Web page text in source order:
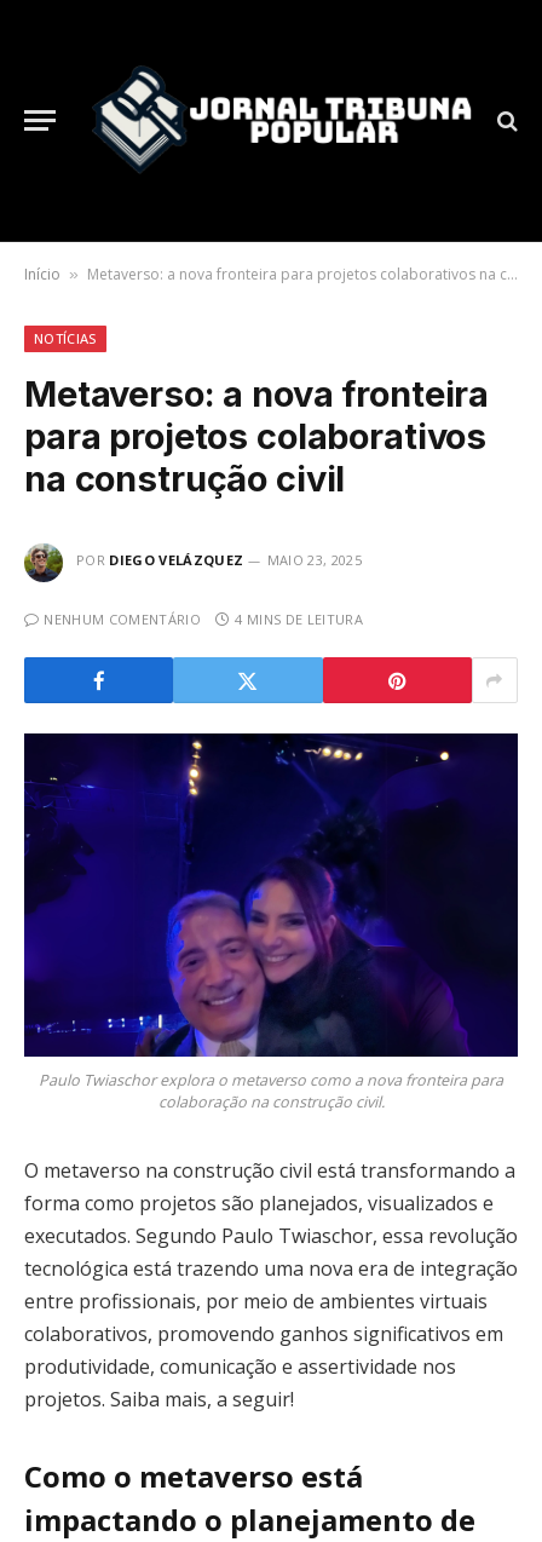
Início » Metaverso: a nova fronteira para projetos colaborativos na construção civil
NOTÍCIAS
Metaverso: a nova fronteira
para projetos colaborativos
na construção civil
POR DIEGO VELÁZQUEZ MAIO 23, 2025
NENHUM COMENTÁRIO 4 MINS DE LEITURA
Paulo Twiaschor explora o metaverso como a nova fronteira para
colaboração na construção civil.
O metaverso na construção civil está transformando a
forma como projetos são planejados, visualizados e
executados. Segundo Paulo Twiaschor, essa revolução
tecnológica está trazendo uma nova era de integração
entre profissionais, por meio de ambientes virtuais
colaborativos, promovendo ganhos significativos em
produtividade, comunicação e assertividade nos
projetos. Saiba mais, a seguir!
Como o metaverso está
impactando o planejamento de